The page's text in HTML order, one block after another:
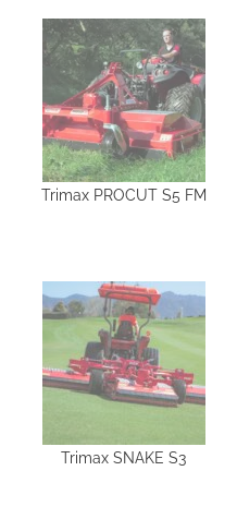
Trimax PROCUT S5 FM
Trimax SNAKE S3